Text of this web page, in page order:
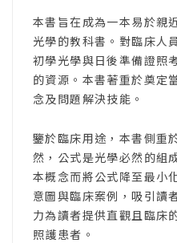
本書旨在成為一本易於親
光學的教科書。對臨床人
初學光學與日後準備證照
的資源。本書著重於奠定
念及問題解決技能。
鑒於臨床用途，本書側重
然，公式是光學必然的組
本概念而將公式降至最小
意圖與臨床案例，吸引讀
力為讀者提供直觀且臨床
照護患者。